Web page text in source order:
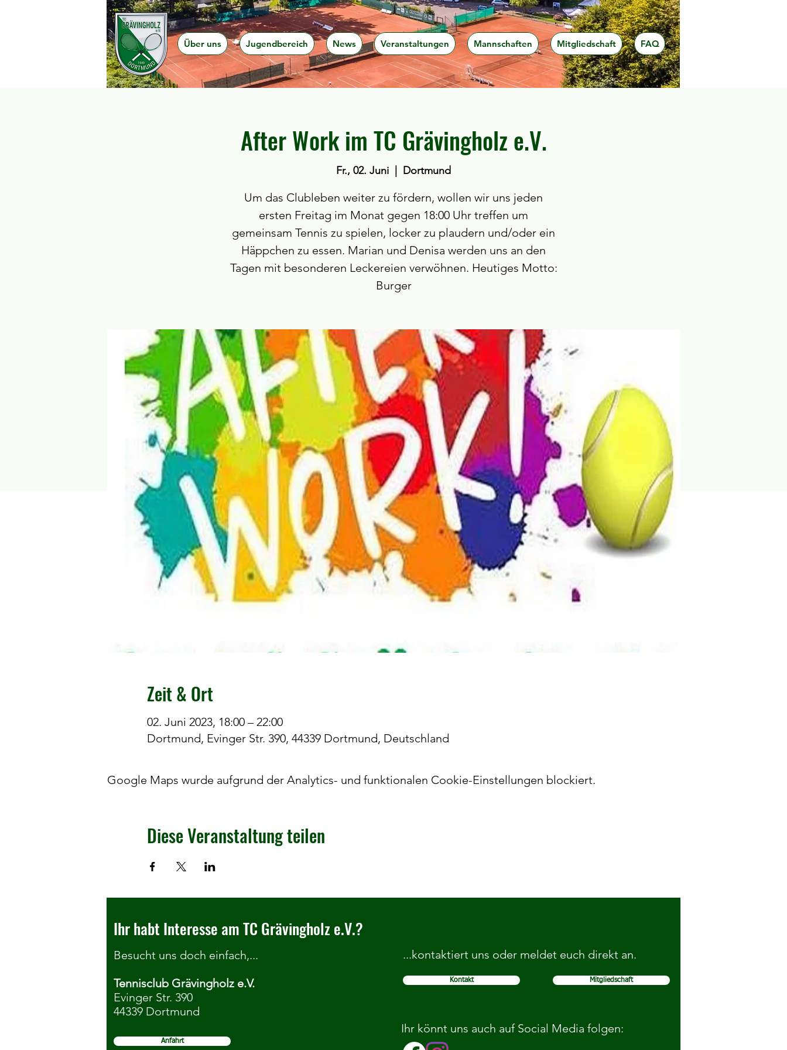
Über uns Jugendbereich News Veranstaltungen Mannschaften Mitgliedschaft FAQ
After Work im TC Grävingholz e.V.
Fr., 02. Juni Dortmund
Um das Clubleben weiter zu fördern, wollen wir uns jeden
ersten Freitag im Monat gegen 18:00 Uhr treffen um
gemeinsam Tennis zu spielen, locker zu plaudern und/oder ein
Häppchen zu essen. Marian und Denisa werden uns an den
Tagen mit besonderen Leckereien verwöhnen. Heutiges Motto:
Burger
Zeit & Ort
02. Juni 2023, 18:00 – 22:00
Dortmund, Evinger Str. 390, 44339 Dortmund, Deutschland
Google Maps wurde aufgrund der Analytics- und funktionalen Cookie-Einstellungen blockiert.
Diese Veranstaltung teilen
Ihr habt Interesse am TC Grävingholz e.V.?
Besucht uns doch einfach,...
Tennisclub Grävingholz e.V.
Evinger Str. 390
44339 Dortmund
Anfahrt
...kontaktiert uns oder meldet euch direkt an.
Kontakt Mitgliedschaft
Ihr könnt uns auch auf Social Media folgen: